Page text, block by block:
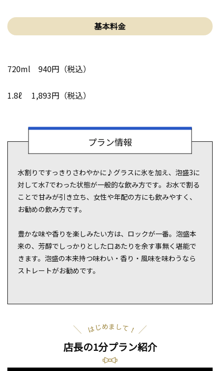
SNS映えする撮影スポット
も楽しい！
基本料金
720ml 940円（税込）
1.8ℓ 1,893円（税込）
プラン情報
水割りですっきりさわやかに♪グラスに氷を加え、泡盛3に
対して水7でわった状態が一般的な飲み方です。お水で割る
ことで甘みが引き立ち、女性や年配の方にも飲みやすく、
お勧めの飲み方です。
豊かな味や香りを楽しみたい方は、ロックが一番。泡盛本
来の、芳醇でしっかりとした口あたりを余す事無く堪能で
きます。泡盛の本来持つ味わい・香り・風味を味わうなら
ストレートがお勧めです。
店長の1分プラン紹介